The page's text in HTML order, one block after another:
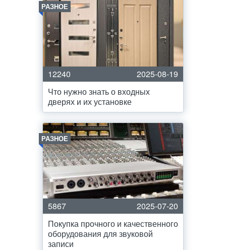
РАЗНОЕ
12240
2025-08-19
Что нужно знать о входных
дверях и их установке
РАЗНОЕ
5867
2025-07-20
Покупка прочного и качественного
оборудования для звуковой
записи